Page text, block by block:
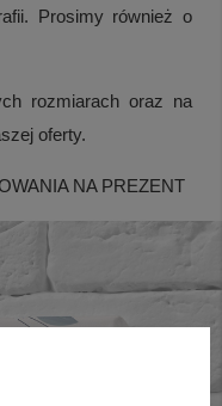
Prosimy również o
rozmiarach oraz na
oferty.
NA PREZENT